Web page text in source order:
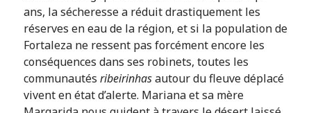
ans, la sécheresse a réduit drastiquement les
réserves en eau de la région, et si la population de
Fortaleza ne ressent pas forcément encore les
conséquences dans ses robinets, toutes les
communautés ribeirinhasautour du fleuve déplacé
vivent en état d’alerte. Mariana et sa mère